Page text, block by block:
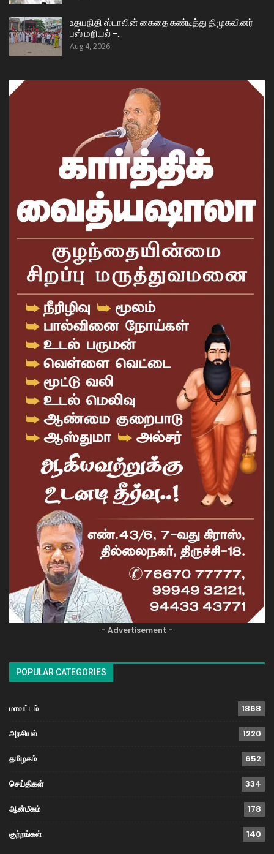
உதயநிதி ஸ்டாலின் கைதை கண்டித்து திமுகவினர்
பஸ் மறியல் –…
Aug 4, 2026
- Advertisement -
POPULAR CATEGORIES
மாவட்டம் 1868
அரசியல் 1220
தமிழகம் 652
செய்திகள் 334
ஆன்மீகம் 178
குற்றங்கள் 140